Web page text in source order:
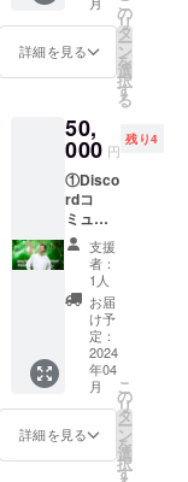
定して
す。 ※
２． 特
ズを反
映する
目的の
アン
ケート
で、決
議権で
はござ
いませ
ん。 ※
期間は
2024年
4月まで
を想定
してお
が、本
コミュ
のナ
レッ
ジ」を
「クラ
ウド
ファン
ディン
グのや
り方を
教えて
欲し
い」な
どスキ
ル自体
を提供
しても
もらう
のも良
なたに
とって
の複業
実践者
（経験
間のオ
ンライ
ン相談
が出来
る権利
です。
その道
の先輩
から
「複業
を始め
る＆行
うにあ
たって
のナ
レッ
ジ」を
加 ③コ
ミュニ
ティ立
ち上げ
の主要
バーで
ある田
中さん
と滝田
さん、
そして
最大7人
のメン
バーと
の飲み
会参加
の3点を
提供し
ます。
リアル
イベン
トで
詳細を見る
の
リ
タ
ー
ン
を
選
択
す
る
50,
000 円
残り4
①Disco
rdコ
ミュニ
ティへ
の参加
②関東
で開催
される
リアル
イベン
トに参
加 ③田
中さん2
時間好
きに使
える権
支援
者：
1人
お届
け予
定：
2024
年04
月
詳細を見る
こ
の
リ
タ
ー
ン
を
選
択
す